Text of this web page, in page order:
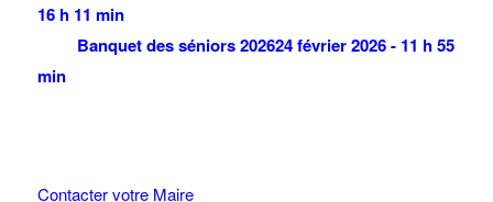
16 h 11 min
Banquet des séniors 202624 février 2026 - 11 h 55
min
Contacter votre Maire